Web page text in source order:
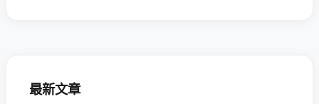
最新文章